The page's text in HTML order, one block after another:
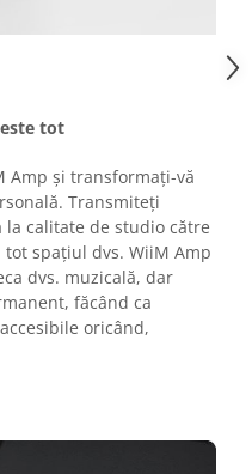
este tot
Amp și transformați-vă
Transmiteți
calitate de studio către
spațiul dvs. WiiM Amp
dvs. muzicală, dar
făcând ca
oricând,